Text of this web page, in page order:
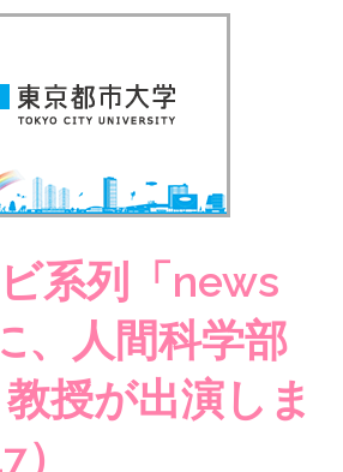
系列「news
、人間科学部
授が出演しま